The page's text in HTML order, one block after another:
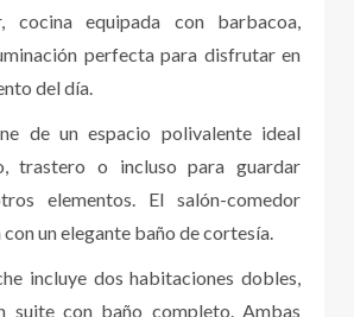
cocina equipada con barbacoa,
perfecta para disfrutar en
del día.
de un espacio polivalente ideal
trastero o incluso para guardar
elementos. El salón-comedor
un elegante baño de cortesía.
incluye dos habitaciones dobles,
suite con baño completo. Ambas